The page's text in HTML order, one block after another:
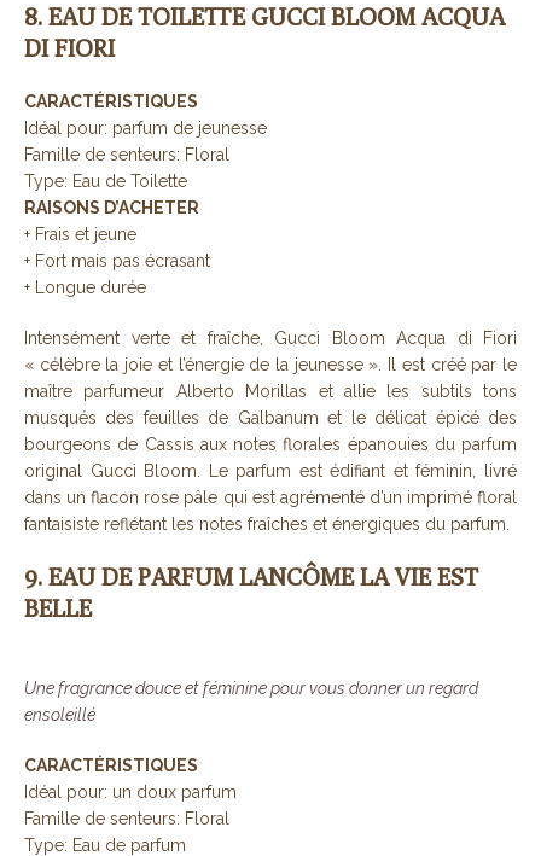
8. EAU DE TOILETTE GUCCI BLOOM ACQUA
DI FIORI
CARACTÉRISTIQUES
Idéal pour: parfum de jeunesse
Famille de senteurs: Floral
Type: Eau de Toilette
RAISONS D’ACHETER
+ Frais et jeune
+ Fort mais pas écrasant
+ Longue durée
Intensément verte et fraîche, Gucci Bloom Acqua di Fiori
« célèbre la joie et l’énergie de la jeunesse ». Il est créé par le
maître parfumeur Alberto Morillas et allie les subtils tons
musqués des feuilles de Galbanum et le délicat épicé des
bourgeons de Cassis aux notes florales épanouies du parfum
original Gucci Bloom. Le parfum est édifiant et féminin, livré
dans un flacon rose pâle qui est agrémenté d’un imprimé floral
fantaisiste reflétant les notes fraîches et énergiques du parfum.
9. EAU DE PARFUM LANCÔME LA VIE EST
BELLE
Une fragrance douce et féminine pour vous donner un regard
ensoleillé
CARACTÉRISTIQUES
Idéal pour: un doux parfum
Famille de senteurs: Floral
Type: Eau de parfum